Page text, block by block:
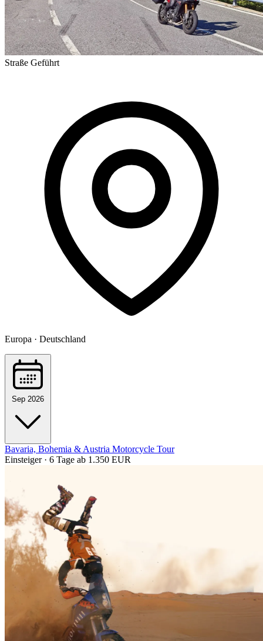
Straße Geführt
Europa · Deutschland
Sep 2026
Bavaria, Bohemia & Austria Motorcycle Tour
Einsteiger · 6 Tage ab 1.350 EUR